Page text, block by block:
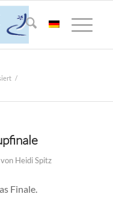
/
von Heidi Spitz
Finale.